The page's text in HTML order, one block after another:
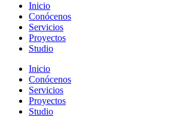
Inicio
Conócenos
Servicios
Proyectos
Studio
Inicio
Conócenos
Servicios
Proyectos
Studio